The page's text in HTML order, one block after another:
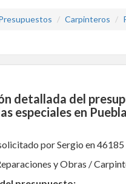
Carpinteros
detallada del
especiales en
por Sergio en 46185
y Obras /